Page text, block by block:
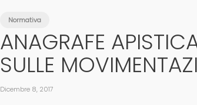
Normativa
ANAGRAFE
SULLE
Dicembre 8, 2017